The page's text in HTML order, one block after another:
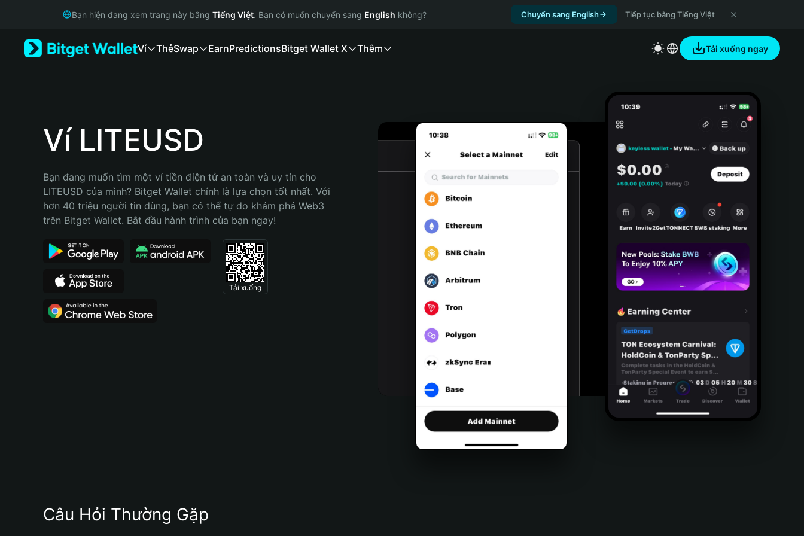
Русский
Bahasa Indonesia
Português (Brasil)
Bạn hiện đang xem trang này bằng Tiếng Việt. Bạn có muốn chuyển sang English không? Chuyển sang English Tiếp tục bằng Tiếng Việt
Ví ThẻSwap EarnPredictionsBitget Wallet X Thêm Tải xuống ngay
Ví LITEUSD
Bạn đang muốn tìm một ví tiền điện tử an toàn và uy tín cho
LITEUSD của mình? Bitget Wallet chính là lựa chọn tốt nhất. Với
hơn 40 triệu người tin dùng, bạn có thể tự do khám phá Web3
trên Bitget Wallet. Bắt đầu hành trình của bạn ngay!
Tải xuống
Câu Hỏi Thường Gặp